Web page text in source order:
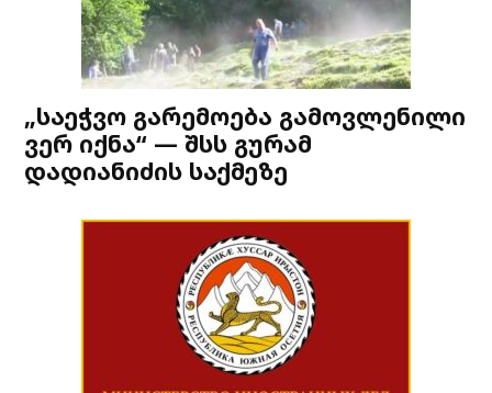
„საეჭვო გარემოება გამოვლენილი
ვერ იქნა“ — შსს გურამ
დადიანიძის საქმეზე